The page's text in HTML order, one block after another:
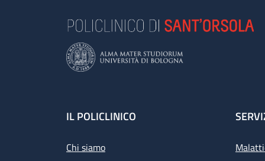
Footer
IL POLICLINICO
Chi siamo